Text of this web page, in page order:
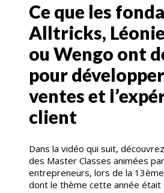
Ce que les
Alltricks,
ou Wengo ont
pour
ventes et
client
Dans la vidéo qui suit,
des Master Classes animées
entrepreneurs, lors de la 13ème
dont le thème cette année était